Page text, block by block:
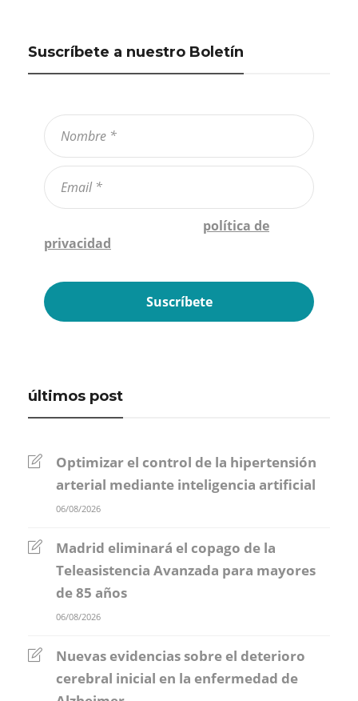
Suscríbete a nuestro Boletín
política de
privacidad
últimos post
Optimizar el control de la hipertensión
arterial mediante inteligencia artificial
06/08/2026
Madrid eliminará el copago de la
Teleasistencia Avanzada para mayores
de 85 años
06/08/2026
Nuevas evidencias sobre el deterioro
cerebral inicial en la enfermedad de